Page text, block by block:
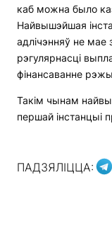
каб можна было
Найвышэйшая
адлічэнняў не мае
рэгулярнасці
фінансаванне
Такім чынам
першай інстанцыі
ПАДЗЯЛІЦЦА: